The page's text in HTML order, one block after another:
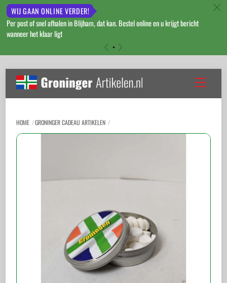
WIJ GAAN ONLINE VERDER!
Per post of snel afhalen in Blijham, dat kan. Bestel online en u krijgt bericht
wanneer het klaar ligt
c
content
Menu
HOME GRONINGER CADEAU ARTIKELEN